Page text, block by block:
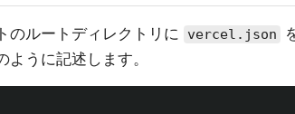
のルートディレクトリに vercel.json
ように記述します。